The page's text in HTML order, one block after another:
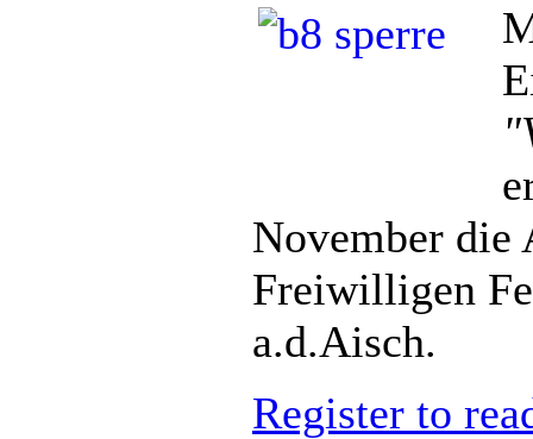
November die
Freiwilligen
a.d.Aisch.
Register to